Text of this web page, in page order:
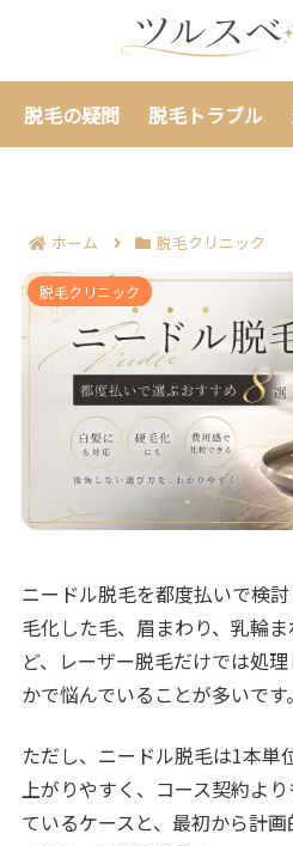
脱毛の疑問 脱毛トラブル
ホーム 脱毛クリニック
ニードル脱毛を都度払いで選
毛化の毛も費用感か
脱毛クリニック
ニードル脱毛を都度払いで検
毛化した毛、眉まわり、乳輪
ど、レーザー脱毛だけでは処
かで悩んでいることが多いです。
ただし、ニードル脱毛は1本単
上がりやすく、コース契約よ
ているケースと、最初から計